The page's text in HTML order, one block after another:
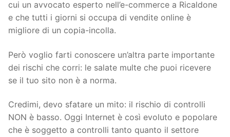
cui un avvocato esperto nell’e-commerce a Ricaldone
e che tutti i giorni si occupa di vendite online è
migliore di un copia-incolla.
Però voglio farti conoscere un’altra parte importante
dei rischi che corri: le salate multe che puoi ricevere
se il tuo sito non è a norma.
Credimi, devo sfatare un mito: il rischio di controlli
NON è basso. Oggi Internet è così evoluto e popolare
che è soggetto a controlli tanto quanto il settore